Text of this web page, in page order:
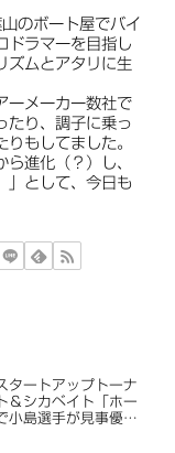
のボート屋でバイ
ドラマーを目指し
ズムとアタリに生
ーメーカー数社で
たり、調子に乗っ
もしてました。
進化（？）し、
」として、今日も
タートアップトーナ
＆シカベイト「ホー
小島選手が見事優